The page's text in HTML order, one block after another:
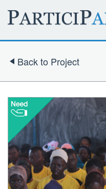
Back to Project